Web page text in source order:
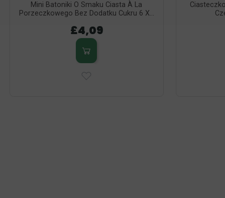
Mini Batoniki O Smaku Ciasta À La
Porzeczkowego Bez Dodatku Cukru 6 X...
£4,09